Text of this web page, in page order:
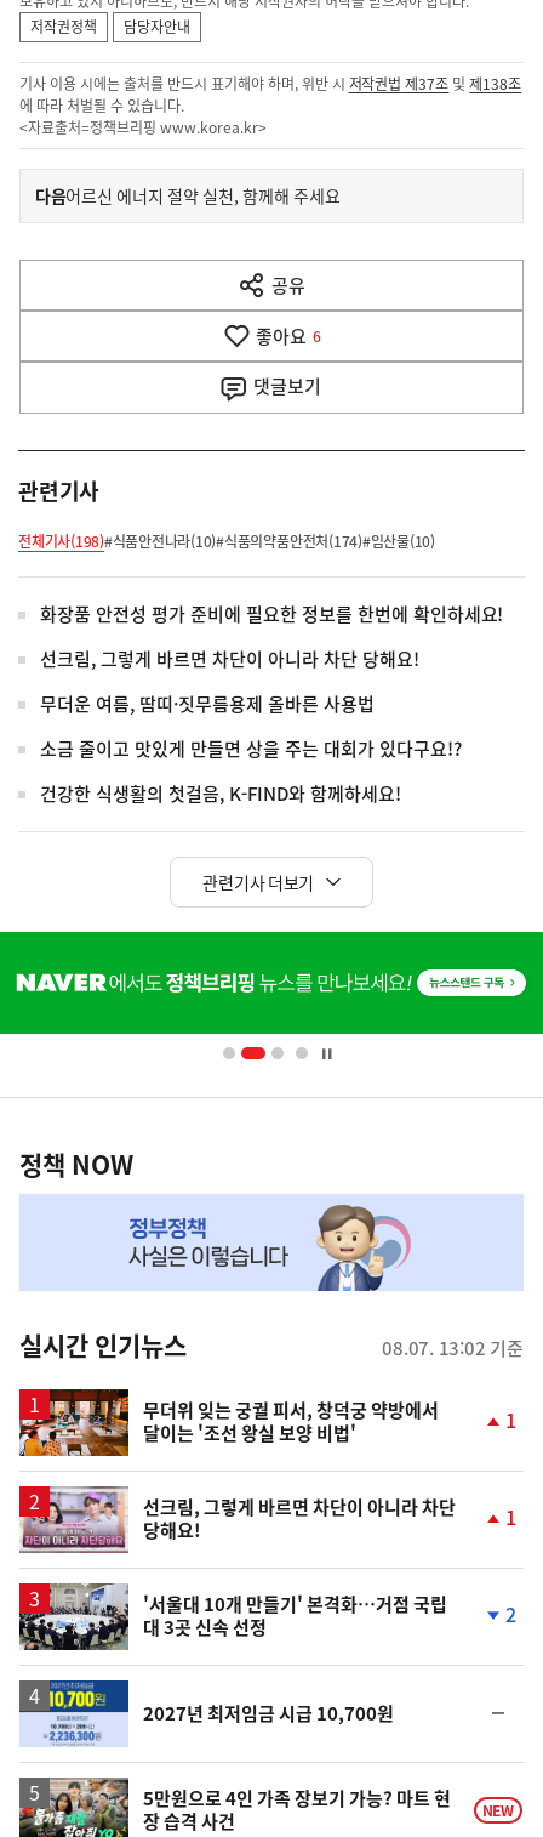
저작권정책
담당자안내
기사 이용 시에는 출처를 반드시 표기해야 하며, 위반 시 저작권법 제37조 및제138조
에 따라 처벌될 수 있습니다.
<자료출처=정책브리핑 www.korea.kr>
이
전
다
음
다음기
사
어르신 에너지 절약 실천, 함께해 주세요
공유
열
기
좋아요 6
댓글보기
관련기사
전체기사(198)#식품안전나라(10)#식품의약품안전처(174)#임산물(10)
화장품 안전성 평가 준비에 필요한 정보를 한번에 확인하세요!
선크림, 그렇게 바르면 차단이 아니라 차단 당해요!
무더운 여름, 땀띠·짓무름용제 올바른 사용법
소금 줄이고 맛있게 만들면 상을 주는 대회가 있다구요!?
건강한 식생활의 첫걸음, K-FIND와 함께하세요!
관련기사 더보기
단
영
책
NOW,
뉴
스
정책 NOW
실시간 인기뉴스 08.07. 13:02 기준
무더위 잊는 궁궐 피서, 창덕궁 약방에서
달이는 '조선 왕실 보양 비법'
1
영
상
선크림, 그렇게 바르면 차단이 아니라 차단
당해요!
1
'서울대 10개 만들기' 본격화…거점 국립
대 3곳 신속 선정
2
2027년 최저임금 시급 10,700원
일
영
상
5만원으로 4인 가족 장보기 가능? 마트 현
장 습격 사건
NEW